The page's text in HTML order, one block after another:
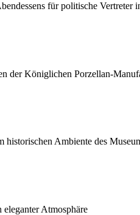
für politische Vertreter
der Königlichen Porzellan-
Ambiente des
Atmosphäre